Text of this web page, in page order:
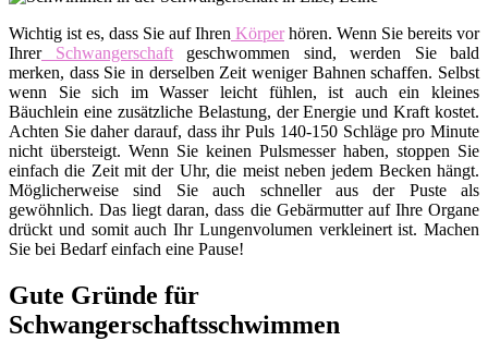
Wichtig ist es, dass Sie auf Ihren Körperhören. Wenn Sie bereits vor
IhrerSchwangerschaftgeschwommen sind, werden Sie bald
merken, dass Sie in derselben Zeit weniger Bahnen schaffen. Selbst
wenn Sie sich im Wasser leicht fühlen, ist auch ein kleines
Bäuchlein eine zusätzliche Belastung, der Energie und Kraft kostet.
Achten Sie daher darauf, dass ihr Puls 140-150 Schläge pro Minute
nicht übersteigt. Wenn Sie keinen Pulsmesser haben, stoppen Sie
einfach die Zeit mit der Uhr, die meist neben jedem Becken hängt.
Möglicherweise sind Sie auch schneller aus der Puste als
gewöhnlich. Das liegt daran, dass die Gebärmutter auf Ihre Organe
drückt und somit auch Ihr Lungenvolumen verkleinert ist. Machen
Sie bei Bedarf einfach eine Pause!
Gute Gründe für
Schwangerschaftsschwimmen